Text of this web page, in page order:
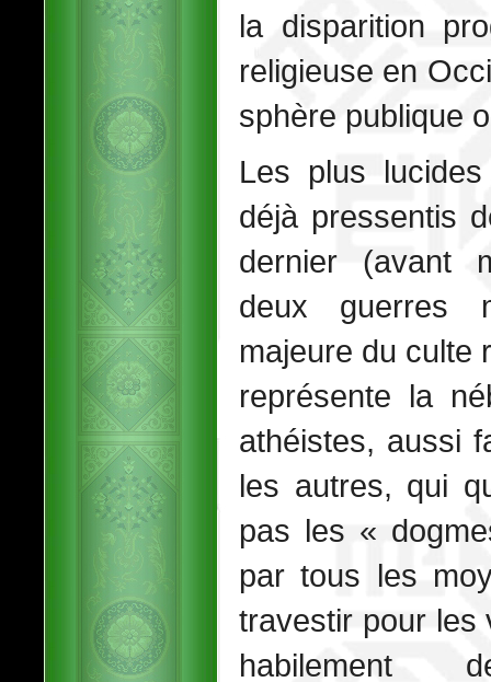
la disparition
religieuse en
sphère publique
Les plus
déjà pressentis
dernier (avant
deux guerres
majeure du culte
représente la
athéistes, aussi
les autres, qui
pas les «
par tous les
travestir pour les
habilement